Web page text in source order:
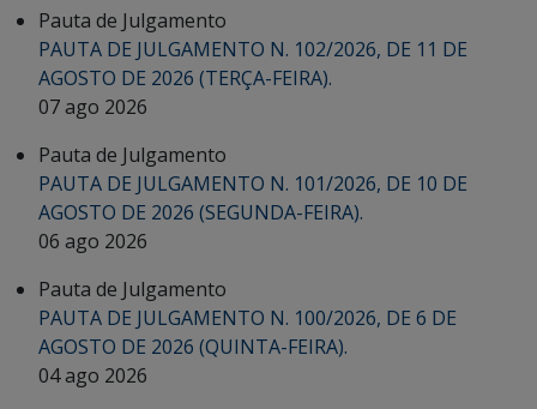
Pauta de Julgamento
PAUTA DE JULGAMENTO N. 102/2026, DE 11 DE
AGOSTO DE 2026 (TERÇA-FEIRA).
07 ago 2026
Pauta de Julgamento
PAUTA DE JULGAMENTO N. 101/2026, DE 10 DE
AGOSTO DE 2026 (SEGUNDA-FEIRA).
06 ago 2026
Pauta de Julgamento
PAUTA DE JULGAMENTO N. 100/2026, DE 6 DE
AGOSTO DE 2026 (QUINTA-FEIRA).
04 ago 2026